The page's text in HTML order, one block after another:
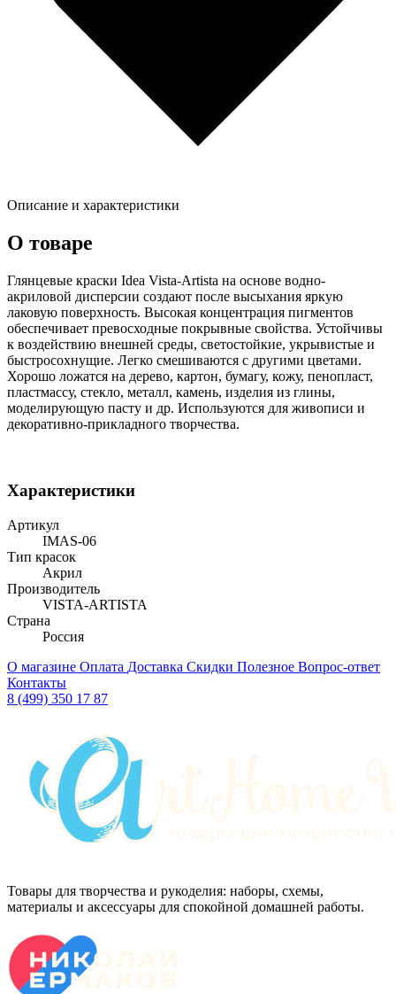
Описание и характеристики
О товаре
Глянцевые краски Idea Vista-Artista на основе водно-
акриловой дисперсии создают после высыхания яркую
лаковую поверхность. Высокая концентрация пигментов
обеспечивает превосходные покрывные свойства. Устойчивы
к воздействию внешней среды, светостойкие, укрывистые и
быстросохнущие. Легко смешиваются с другими цветами.
Хорошо ложатся на дерево, картон, бумагу, кожу, пенопласт,
пластмассу, стекло, металл, камень, изделия из глины,
моделирующую пасту и др. Используются для живописи и
декоративно-прикладного творчества.
Характеристики
Артикул
IMAS-06
Тип красок
Акрил
Производитель
VISTA-ARTISTA
Страна
Россия
О магазине Оплата Доставка Скидки Полезное Вопрос-ответ
Контакты
8 (499) 350 17 87
Товары для творчества и рукоделия: наборы, схемы,
материалы и аксессуары для спокойной домашней работы.